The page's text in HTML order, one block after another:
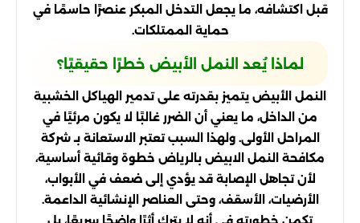
قبل اكتشافه، ما يجعل التدخل المبكر عنصرًا حاسمًا في
حماية الممتلكات.
لماذا يُعد النمل الأبيض خطرًا حقيقيًا؟
النمل الأبيض يتميز بقدرته على تدمير الهياكل الخشبية
من الداخل، ما يعني أن الضرر غالبًا لا يكون مرئيًا في
المراحل الأولى. ولهذا السبب تعتبر الاستعانة بـ شركة
مكافحة النمل الابيض بالرياض خطوة وقائية أساسية،
لأن تجاهل الإصابة قد يؤدي إلى ضعف في الأبواب،
الأرضيات، الأسقف، وحتى العناصر الإنشائية الداعمة.